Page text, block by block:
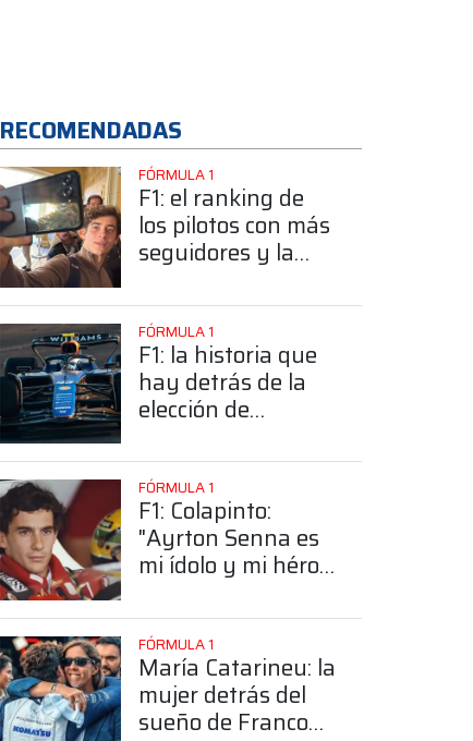
RECOMENDADAS
FÓRMULA 1
F1: el ranking de
los pilotos con más
seguidores y la
posición de
Colapinto
FÓRMULA 1
F1: la historia que
hay detrás de la
elección de
número 43
FÓRMULA 1
F1: Colapinto:
"Ayrton Senna es
mi ídolo y mi héroe
FÓRMULA 1
María Catarineu: la
mujer detrás del
sueño de Franco